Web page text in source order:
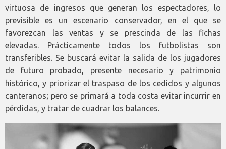
virtuosa de ingresos que generan los espectadores, lo
previsible es un escenario conservador, en el que se
favorezcan las ventas y se prescinda de las fichas
elevadas. Prácticamente todos los futbolistas son
transferibles. Se buscará evitar la salida de los jugadores
de futuro probado, presente necesario y patrimonio
histórico, y priorizar el traspaso de los cedidos y algunos
canteranos; pero se primará a toda costa evitar incurrir en
pérdidas, y tratar de cuadrar los balances.